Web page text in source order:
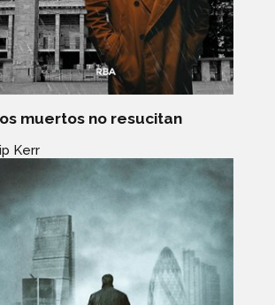
muertos no resucitan
Kerr